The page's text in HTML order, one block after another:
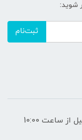
شوید:
ثبت‌نام
ساعات پاسخگویی: فقط روزهای غیر تعطیل از ساعت 10:00